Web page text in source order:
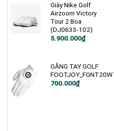
Giày Nike Golf
Airzoom Victory
Tour 2 Boa
(DJ0633-102)
Giá
5.900.000₫
Giá
5.900.000₫.
GĂNG TAY GOLF
FOOTJOY_FGNT20WT
700.000₫